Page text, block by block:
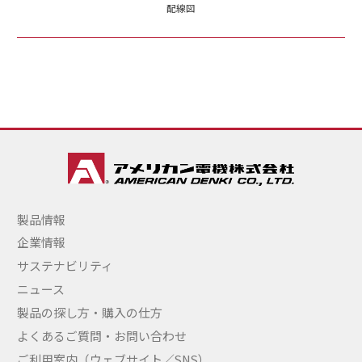
配線図
製品情報
企業情報
サステナビリティ
ニュース
製品の探し方・購入の仕方
よくあるご質問・お問い合わせ